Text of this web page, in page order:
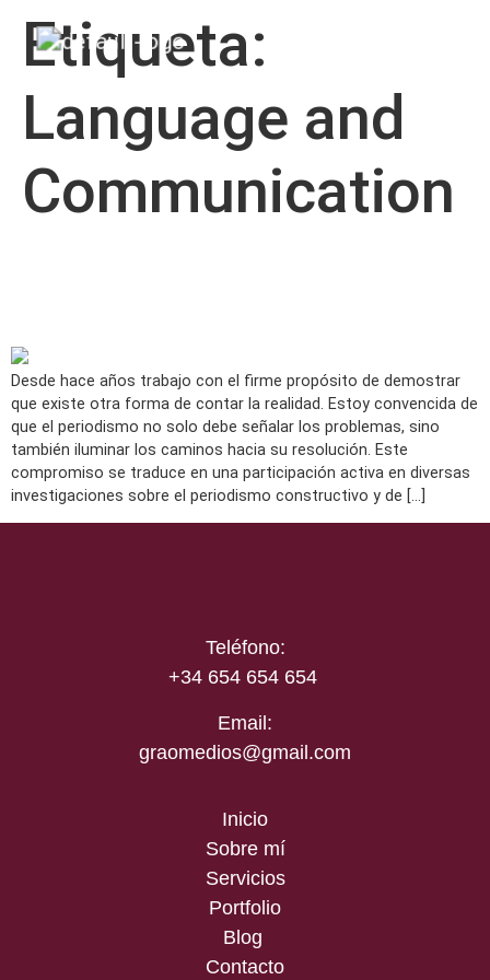
Etiqueta:
Language and
Communication
Desde hace años trabajo con el firme propósito de demostrar
que existe otra forma de contar la realidad. Estoy convencida de
que el periodismo no solo debe señalar los problemas, sino
también iluminar los caminos hacia su resolución. Este
compromiso se traduce en una participación activa en diversas
investigaciones sobre el periodismo constructivo y de […]
Teléfono:
+34 654 654 654
Email:
graomedios@gmail.com
Inicio
Sobre mí
Servicios
Portfolio
Blog
Contacto